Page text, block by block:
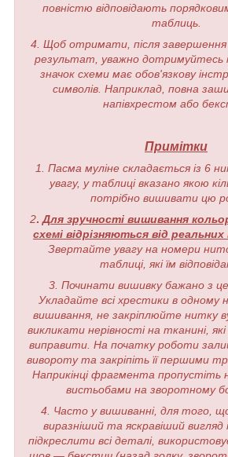
повністю відповідають
таблиць.
4. Щоб отримати, після
результат, уважно дотримуйтесь
значок схеми має обов'язкову
символів. Наприклад, повна
напівхрестом або
Примітки
1. Пасма муліне складається із 6
увагу, у таблиці вказано якою
потрібно вишивати цю
2. Для зручності вишивання
схемі відрізняються від реальних
Звертайте увагу на номери
таблиці, які їм
3. Починати вишивку бажано з
Укладайте всі хрестики в одному
вишивання, не закріплюйте нитку
викликати нерівності на тканині,
виправити. На початку роботи
вивороту та закріпіть її першими
Наприкінці фрагмента пропустіть
вистьобами на зворотному
4. Часто у вишиванні, для того,
виразніший та яскравіший
підкреслити всі деталі,